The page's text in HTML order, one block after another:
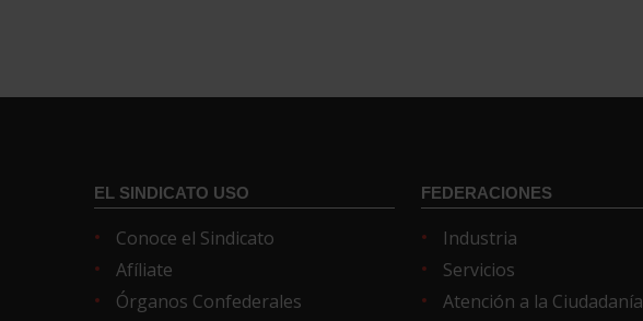
EL SINDICATO USO
Conoce el Sindicato
Afíliate
Órganos Confederales
FEDERACIONES
Industria
Servicios
Atención a la Ciudadanía